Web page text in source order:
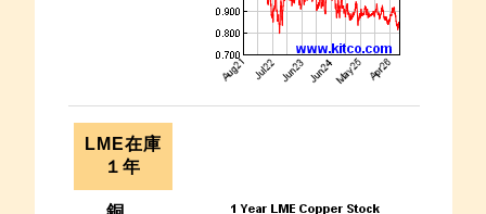
LME在庫
１年